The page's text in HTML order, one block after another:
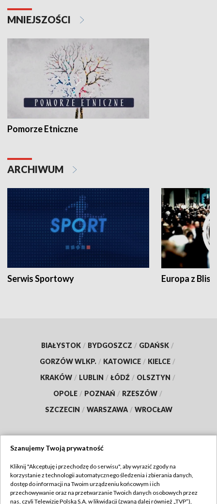
MNIEJSZOŚCI
Pomorze Etniczne
ARCHIWUM
Serwis Sportowy Europa z
BIAŁYSTOK / BYDGOSZCZ / GDAŃSK /
GORZÓW WLKP. / KATOWICE / KIELCE /
KRAKÓW / LUBLIN / ŁÓDŹ / OLSZTYN /
OPOLE / POZNAŃ / RZESZÓW /
SZCZECIN / WARSZAWA / WROCŁAW
TVP
Abonament TVP
Regulamin TVP
Szanujemy Twoją prywatność
Kliknij "Akceptuję i przechodzę do serwisu", aby wyrazić zgody na
korzystanie z technologii automatycznego śledzenia i zbierania danych,
dostęp do informacji na Twoim urządzeniu końcowym i ich
przechowywanie oraz na przetwarzanie Twoich danych osobowych przez
nas, czyli Telewizję Polską S.A. w likwidacji (zwaną dalej również „TVP”),